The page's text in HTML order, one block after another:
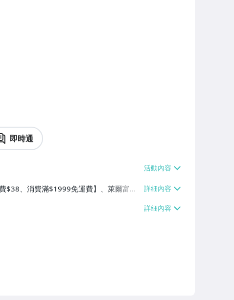
即時通
$38、消費滿$1999免運費】、萊爾富取
$1999免運費】、宅配/貨運【單件運費
、郵局掛號【單件運費$120、消費滿$19
【免運費】、離島配送【單件運費$13
運費$200】